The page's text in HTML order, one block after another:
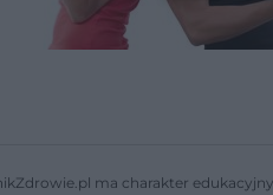
ma charakter